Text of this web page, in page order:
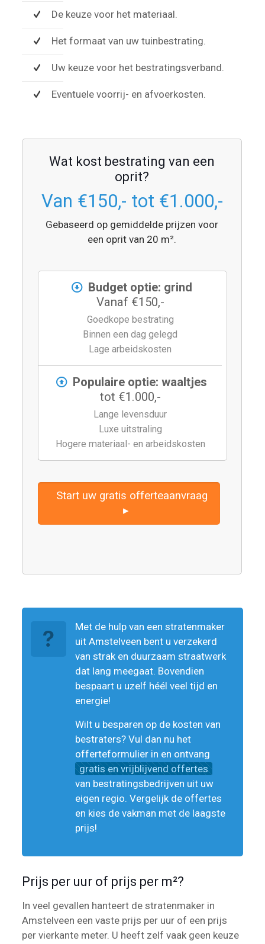
De keuze voor het materiaal.
Het formaat van uw tuinbestrating.
Uw keuze voor het bestratingsverband.
Eventuele voorrij- en afvoerkosten.
Wat kost bestrating van een
oprit?
Van €150,- tot €1.000,-
Gebaseerd op gemiddelde prijzen voor
een oprit van 20 m².
Budget optie: grind
Vanaf €150,-
Goedkope bestrating
Binnen een dag gelegd
Lage arbeidskosten
Populaire optie: waaltjes
tot €1.000,-
Lange levensduur
Luxe uitstraling
Hogere materiaal- en arbeidskosten
Start uw gratis offerteaanvraag
▸
Met de hulp van een stratenmaker
uit Amstelveen bent u verzekerd
van strak en duurzaam straatwerk
dat lang meegaat. Bovendien
bespaart u uzelf héél veel tijd en
energie!
Wilt u besparen op de kosten van
bestraters? Vul dan nu het
offerteformulier in en ontvang
gratis en vrijblijvend offertes
van bestratingsbedrijven uit uw
eigen regio. Vergelijk de offertes
en kies de vakman met de laagste
prijs!
Prijs per uur of prijs per m²?
In veel gevallen hanteert de stratenmaker in
Amstelveen een vaste prijs per uur of een prijs
per vierkante meter. U heeft zelf vaak geen keuze